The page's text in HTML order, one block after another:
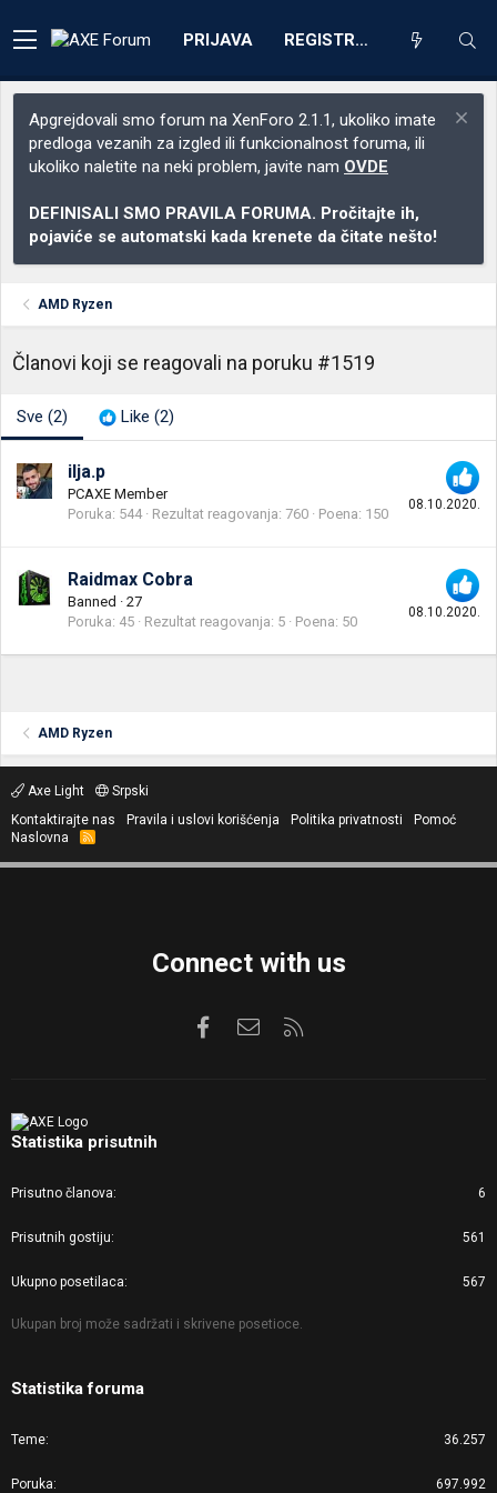
PRIJAVA REGISTRACIJA
Apgrejdovali smo forum na XenForo 2.1.1, ukoliko imate
predloga vezanih za izgled ili funkcionalnost foruma, ili
ukoliko naletite na neki problem, javite nam OVDE
DEFINISALI SMO PRAVILA FORUMA. Pročitajte ih,
pojaviće se automatski kada krenete da čitate nešto!
AMD Ryzen
Članovi koji se reagovali na poruku #1519
Sve (2) Like (2)
08.10.2020.
ilja.p
PCAXE Member
Poruka 544 Rezultat reagovanja 760 Poena 150
08.10.2020.
Raidmax Cobra
Banned · 27
Poruka 45 Rezultat reagovanja 5 Poena 50
AMD Ryzen
Axe Light
Srpski
Kontaktirajte nas
Pravila i uslovi korišćenja Politika privatnosti
Pomoć
Naslovna
R
S
Connect with us
FacebookKontaktirajte nas
Statistika prisutnih
Prisutno članova 6
Prisutnih gostiju 561
Ukupno posetilaca 567
Ukupan broj može sadržati i skrivene posetioce.
Statistika foruma
Teme 36.257
Poruka 697.992